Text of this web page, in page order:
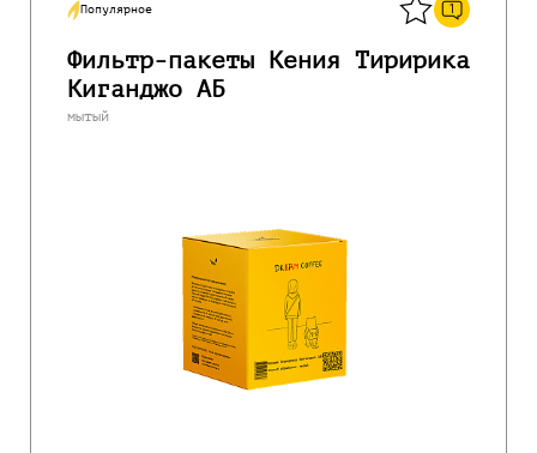
Популярное 1
Фильтр-пакеты Кения Тиририка
Киганджо АБ
мытый